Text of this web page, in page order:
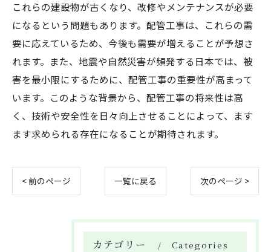
これらの建設物が古くなり、改修やメンテナンスが必要
になるという問題もあります。配管工事は、これらの需
要に応えているため、今後も需要が増えることが予想さ
れます。また、地震や自然災害が頻発する日本では、被
害を最小限にするために、配管工事の重要性が高まって
います。このような背景から、配管工事の将来性は高
く、技術や安全性を日々向上させることによって、ます
ます求められる存在になることが期待されます。
< 前のページ 一覧に戻る 次のページ >
カテゴリー Categories